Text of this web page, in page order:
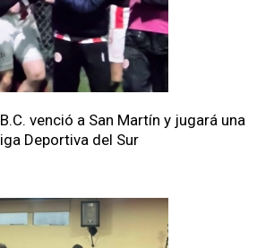
venció a San Martín y jugará una
Deportiva del Sur